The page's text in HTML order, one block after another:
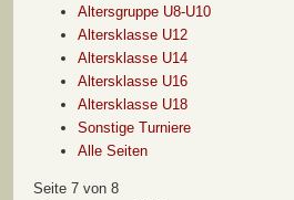
Altersgruppe U8-U10
Altersklasse U12
Altersklasse U14
Altersklasse U16
Altersklasse U18
Sonstige Turniere
Alle Seiten
Seite 7 von 8